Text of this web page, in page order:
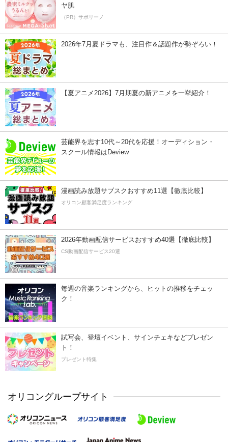
ヤ肌
（PR）サボリーノ
2026年7月夏ドラマも、注目作＆話題作が勢ぞろい！
【夏アニメ2026】7月期夏の新アニメを一挙紹介！
芸能界を志す10代～20代を応援！オーディション・
スクール情報はDeview
漫画読み放題サブスクおすすめ11選【徹底比較】
オリコン顧客満足度ランキング
2026年動画配信サービスおすすめ40選【徹底比較】
CS動画配信サービス20選
毎週の音楽ランキングから、ヒットの推移をチェッ
ク！
試写会、登壇イベント、サインチェキなどプレゼン
ト！
プレゼント特集
オリコングループサイト